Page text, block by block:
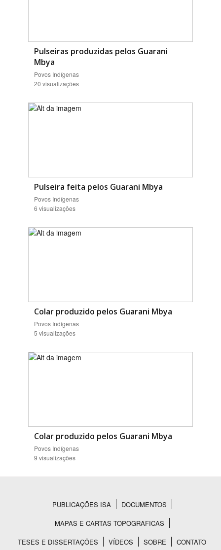
Pulseiras produzidas pelos Guarani
Mbya
Povos Indígenas
20 visualizações
Pulseira feita pelos Guarani Mbya
Povos Indígenas
6 visualizações
Colar produzido pelos Guarani Mbya
Povos Indígenas
5 visualizações
Colar produzido pelos Guarani Mbya
Povos Indígenas
9 visualizações
Rodapé
PUBLICAÇÕES ISA
DOCUMENTOS
MAPAS E CARTAS TOPOGRAFICAS
TESES E DISSERTAÇÕES
VÍDEOS SOBRE CONTATO